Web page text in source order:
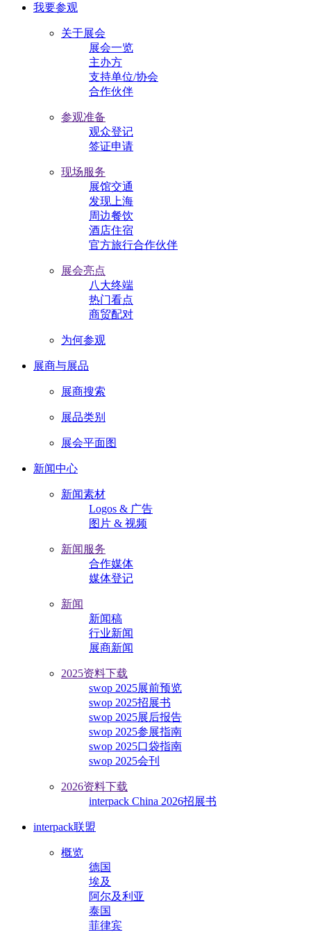
我要参观
关于展会
展会一览
主办方
支持单位/协会
合作伙伴
参观准备
观众登记
签证申请
现场服务
展馆交通
发现上海
周边餐饮
酒店住宿
官方旅行合作伙伴
展会亮点
八大终端
热门看点
商贸配对
为何参观
展商与展品
展商搜索
展品类别
展会平面图
新闻中心
新闻素材
Logos & 广告
图片 & 视频
新闻服务
合作媒体
媒体登记
新闻
新闻稿
行业新闻
展商新闻
2025资料下载
swop 2025展前预览
swop 2025招展书
swop 2025展后报告
swop 2025参展指南
swop 2025口袋指南
swop 2025会刊
2026资料下载
interpack China 2026招展书
interpack联盟
概览
德国
埃及
阿尔及利亚
泰国
菲律宾